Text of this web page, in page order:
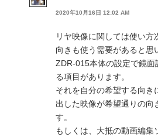
2020年10月16日 12:02 AM
リヤ映像に関しては使い
向きも使う需要があると思
ZDR-015本体の設定で鏡面
る項目があります。
それを自分の希望する向き
出した映像が希望通りの向
す。
もしくは、大抵の動画編集